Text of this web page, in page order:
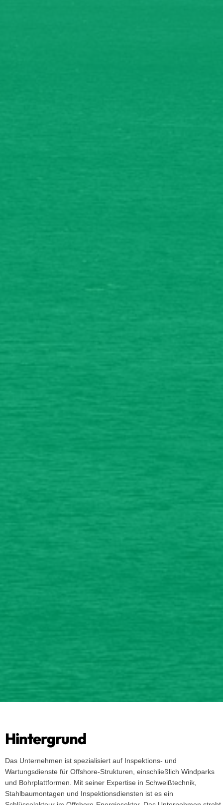
Hintergrund
Das Unternehmen ist spezialisiert auf Inspektions- und
Wartungsdienste für Offshore-Strukturen, einschließlich Windparks
und Bohrplattformen. Mit seiner Expertise in Schweißtechnik,
Stahlbaumontagen und Inspektionsdiensten ist es ein